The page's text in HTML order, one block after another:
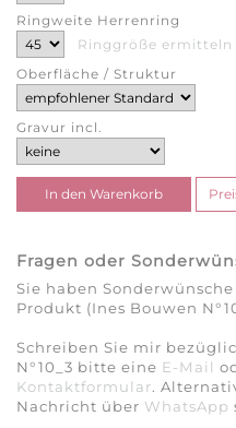
Ringweite Herrenring
Ringgröße ermitteln
Oberfläche / Struktur
Gravur incl.
Fragen oder
Sie haben
Produkt (Ines Bouwen
Schreiben Sie mir
N°10_3 bitte eine E-Mail
Kontaktformular.
Nachricht über WhatsApp